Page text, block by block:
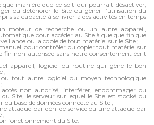
manière que ce soit qui pourrait désactiver,
ou détériorer le Site ou gêner l’utilisation du
sa capacité à se livrer à des activités en temps
moteur de recherche ou un autre appareil,
pour accéder au Site à quelque fin que
ou la copie de tout matériel sur le Site ;
pour contrôler ou copier tout matériel sur
fin non autorisée sans notre consentement écrit
appareil, logiciel ou routine qui gêne le bon
;
tout autre logiciel ou moyen technologique
non autorisé, interférer, endommager ou
Site, le serveur sur lequel le Site est stocké ou
base de données connecté au Site ;
attaque par déni de service ou une attaque par
;
fonctionnement du Site.